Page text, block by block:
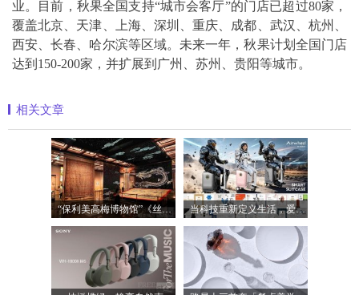
业。目前，秋果全国支持“城市会客厅”的门店已超过80家，
覆盖北京、天津、上海、深圳、重庆、成都、武汉、杭州、
西安、长春、哈尔滨等区域。未来一年，秋果计划全国门店
达到150-200家，并扩展到广州、苏州、贵阳等城市。
相关文章
“保利美高梅博物馆”《丝路》大展最后 当科技重新定义生活，爱尔威Airwheel正在